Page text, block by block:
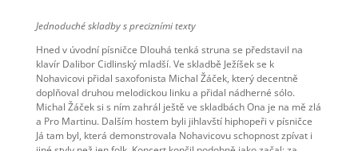
Jednoduché skladby s precizními texty
Hned v úvodní písničce Dlouhá tenká struna se představil na
klavír Dalibor Cidlinský mladší. Ve skladbě Ježíšek se k
Nohavicovi přidal saxofonista Michal Žáček, který decentně
doplňoval druhou melodickou linku a přidal nádherné sólo.
Michal Žáček si s ním zahrál ještě ve skladbách Ona je na mě zlá
a Pro Martinu. Dalším hostem byli jihlavští hiphopeři v písničce
Já tam byl, která demonstrovala Nohavicovu schopnost zpívat i